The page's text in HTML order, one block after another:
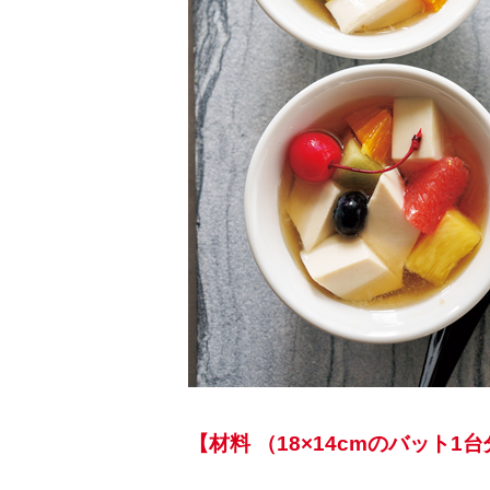
【材料 （18×14cmのバット1台